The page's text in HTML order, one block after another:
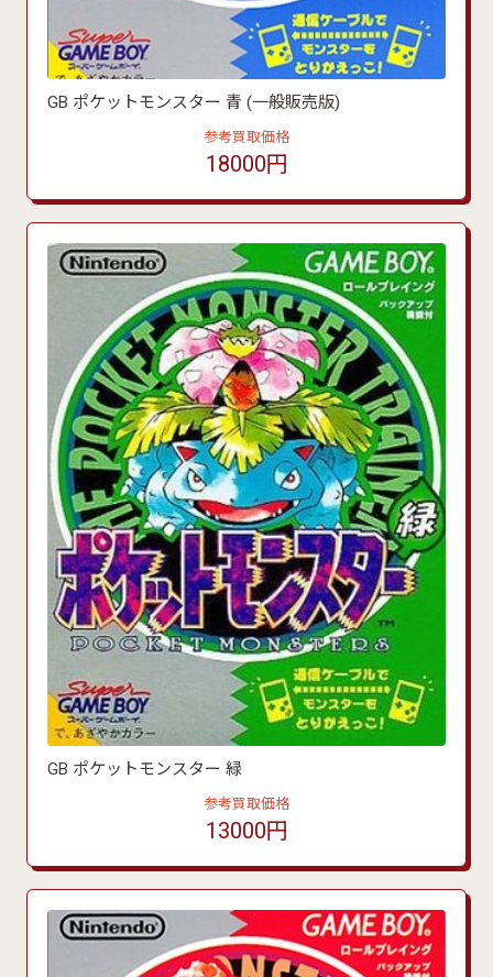
GB ポケットモンスター 青 (一般販売版)
参考買取価格
18000円
GB ポケットモンスター 緑
参考買取価格
13000円